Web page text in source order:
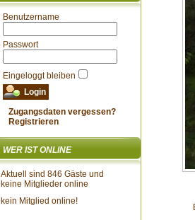
Benutzername
Passwort
Eingeloggt bleiben
Zugangsdaten vergessen?
Registrieren
WER IST ONLINE
Aktuell sind 846 Gäste und
keine Mitglieder online
kein Mitglied online!